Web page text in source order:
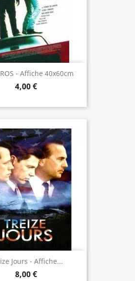
- Affiche 40x60cm
4,00 €
Jours - Affiche...
8,00 €